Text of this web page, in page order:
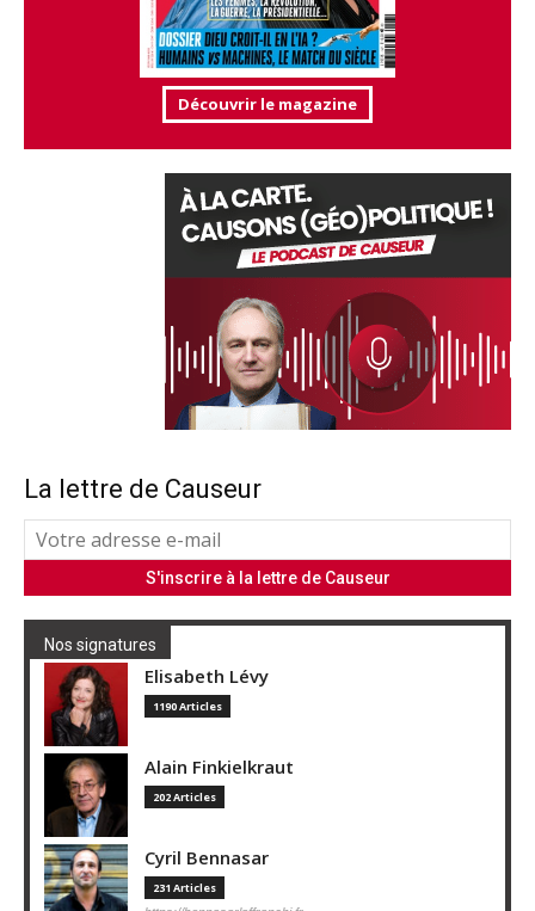
Découvrir le magazine
La lettre de Causeur
Nos signatures
Elisabeth Lévy
1190 Articles
Alain Finkielkraut
202 Articles
Cyril Bennasar
231 Articles